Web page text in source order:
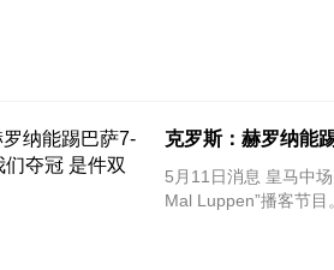
克罗斯：赫罗纳能
5月11日消息 皇马中
Mal Luppen”播客节